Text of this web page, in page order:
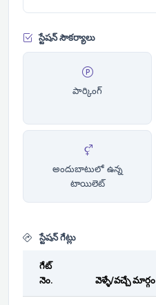
స్టేషన్ సౌకర్యాలు
పార్కింగ్
అందుబాటులో ఉన్న
టాయిలెట్
స్టేషన్ గేట్లు
గేట్
నెం.
వెళ్ళే/వచ్చే మార్గం